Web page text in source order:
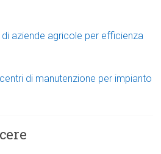
aziende agricole per efficienza
di manutenzione per impianto